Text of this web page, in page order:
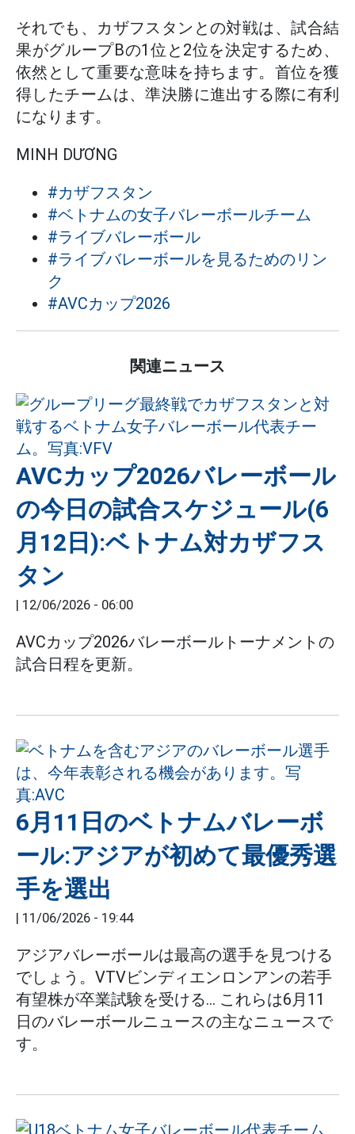
それでも、カザフスタンとの対戦は、試合結
果がグループBの1位と2位を決定するため、
依然として重要な意味を持ちます。首位を獲
得したチームは、準決勝に進出する際に有利
になります。
MINH DƯƠNG
#カザフスタン
#ベトナムの女子バレーボールチーム
#ライブバレーボール
#ライブバレーボールを見るためのリン
ク
#AVCカップ2026
関連ニュース
AVCカップ2026バレーボール
の今日の試合スケジュール(6
月12日):ベトナム対カザフス
タン
| 12/06/2026 - 06:00
AVCカップ2026バレーボールトーナメントの
試合日程を更新。
6月11日のベトナムバレーボ
ール:アジアが初めて最優秀選
手を選出
| 11/06/2026 - 19:44
アジアバレーボールは最高の選手を見つける
でしょう。VTVビンディエンロンアンの若手
有望株が卒業試験を受ける... これらは6月11
日のバレーボールニュースの主なニュースで
す。